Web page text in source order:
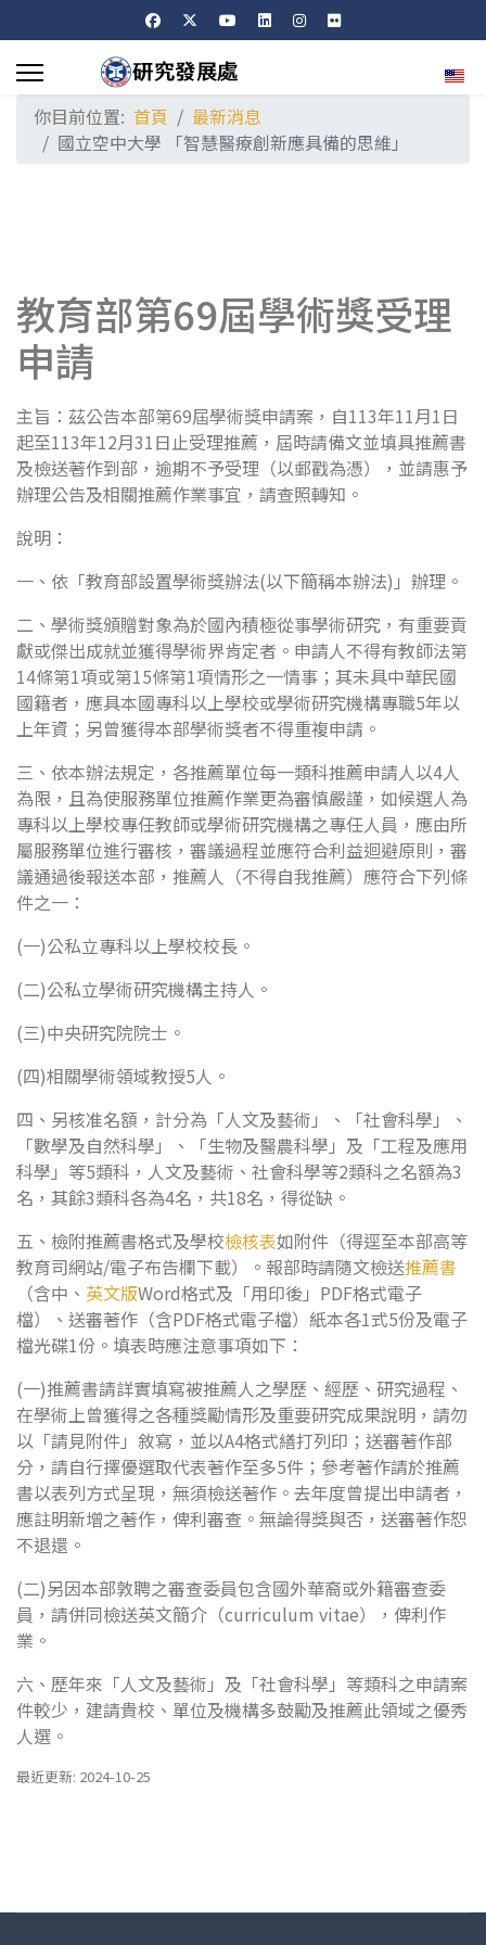
選擇
你目前位置: 首頁
最新消息
國立空中大學 「智慧醫療創新應具備的思維」
教育部第69屆學術獎受理
申請
主旨：茲公告本部第69屆學術獎申請案，自113年11月1日
起至113年12月31日止受理推薦，屆時請備文並填具推薦書
及檢送著作到部，逾期不予受理（以郵戳為憑），並請惠予
辦理公告及相關推薦作業事宜，請查照轉知。
說明：
一、依「教育部設置學術獎辦法(以下簡稱本辦法)」辦理。
二、學術獎頒贈對象為於國內積極從事學術研究，有重要貢
獻或傑出成就並獲得學術界肯定者。申請人不得有教師法第
14條第1項或第15條第1項情形之一情事；其未具中華民國
國籍者，應具本國專科以上學校或學術研究機構專職5年以
上年資；另曾獲得本部學術獎者不得重複申請。
三、依本辦法規定，各推薦單位每一類科推薦申請人以4人
為限，且為使服務單位推薦作業更為審慎嚴謹，如候選人為
專科以上學校專任教師或學術研究機構之專任人員，應由所
屬服務單位進行審核，審議過程並應符合利益迴避原則，審
議通過後報送本部，推薦人（不得自我推薦）應符合下列條
件之一：
(一)公私立專科以上學校校長。
(二)公私立學術研究機構主持人。
(三)中央研究院院士。
(四)相關學術領域教授5人。
四、另核准名額，計分為「人文及藝術」、「社會科學」、
「數學及自然科學」、「生物及醫農科學」及「工程及應用
科學」等5類科，人文及藝術、社會科學等2類科之名額為3
名，其餘3類科各為4名，共18名，得從缺。
五、檢附推薦書格式及學校檢核表如附件（得逕至本部高等
教育司網站/電子布告欄下載）。報部時請隨文檢送推薦書
（含中、 英文版Word格式及「用印後」PDF格式電子
檔）、送審著作（含PDF格式電子檔）紙本各1式5份及電子
檔光碟1份。填表時應注意事項如下：
(一)推薦書請詳實填寫被推薦人之學歷、經歷、研究過程、
在學術上曾獲得之各種獎勵情形及重要研究成果說明，請勿
以「請見附件」敘寫，並以A4格式繕打列印；送審著作部
分，請自行擇優選取代表著作至多5件；參考著作請於推薦
書以表列方式呈現，無須檢送著作。去年度曾提出申請者，
應註明新增之著作，俾利審查。無論得獎與否，送審著作恕
不退還。
(二)另因本部敦聘之審查委員包含國外華裔或外籍審查委
員，請併同檢送英文簡介（curriculum vitae），俾利作
業。
六、歷年來「人文及藝術」及「社會科學」等類科之申請案
件較少，建請貴校、單位及機構多鼓勵及推薦此領域之優秀
人選。
最近更新: 2024-10-25